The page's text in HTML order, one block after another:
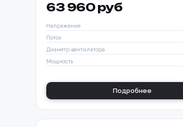
63 960 руб
Напряжение
Поток
Диаметр вентилятора
Мощность
Подробнее